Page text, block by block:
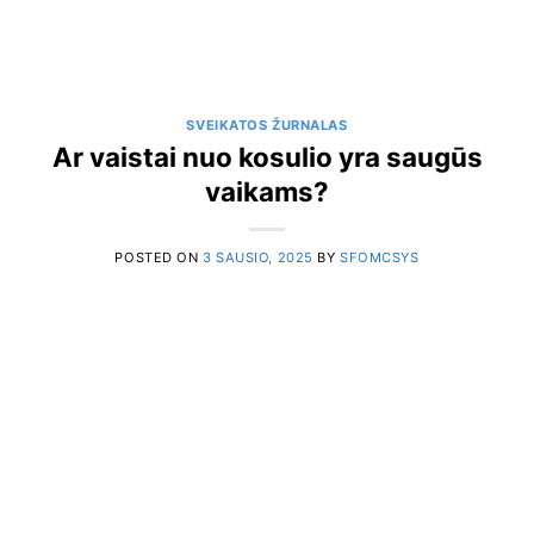
SVEIKATOS ŽURNALAS
Ar vaistai nuo kosulio yra saugūs
vaikams?
POSTED ON 3 SAUSIO, 2025 BYSFOMCSYS